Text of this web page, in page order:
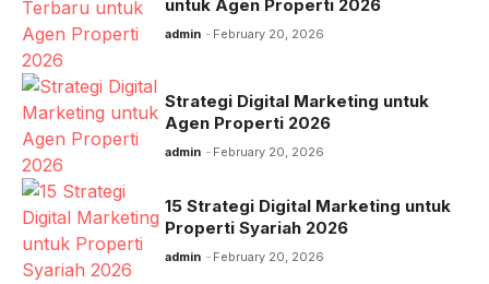
untuk Agen Properti 2026
admin February 20, 2026
Strategi Digital Marketing untuk
Agen Properti 2026
admin February 20, 2026
15 Strategi Digital Marketing untuk
Properti Syariah 2026
admin February 20, 2026